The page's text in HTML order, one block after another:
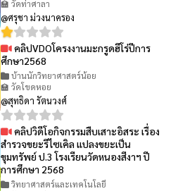
🏫 วัดท่าศาลา
@ศรุชา ม่วงนาครอง
คลิปVDOโครงงานมะกรูดฮีโร่ปีการ
ศึกษา2568
บ้านนักวิทยาศาสตร์น้อย
🏫 วัดโขดหอย
@สุทธิดา รัตนวงศ์
คลิปวิดีโอกิจกรรมสืบเสาะอิสระ เรื่อง
สำรวจขยะรีไซเคิล แปลงขยะเป็น
ขุมทรัพย์ ป.3 โรงเรียนวัดหนองสีงาฯ ปี
การศึกษา 2568
วิทยาศาสตร์และเทคโนโลยี